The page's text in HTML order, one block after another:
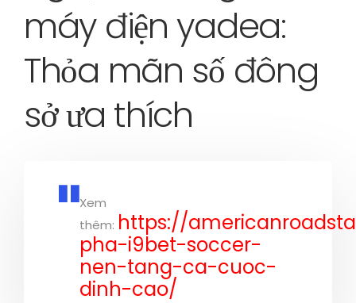
máy điện yadea:
Thỏa mãn số đông
sở ưa thích
Xem
thêm: https://
pha-i9bet-soccer-
nen-tang-ca-cuoc-
dinh-cao/